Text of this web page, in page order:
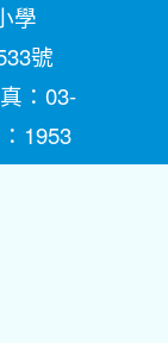
學
號
：03-
1953